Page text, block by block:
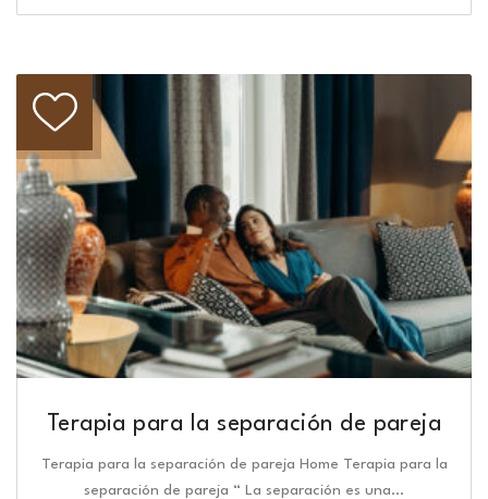
Terapia para la separación de pareja
Terapia para la separación de pareja Home Terapia para la
separación de pareja “ La separación es una…